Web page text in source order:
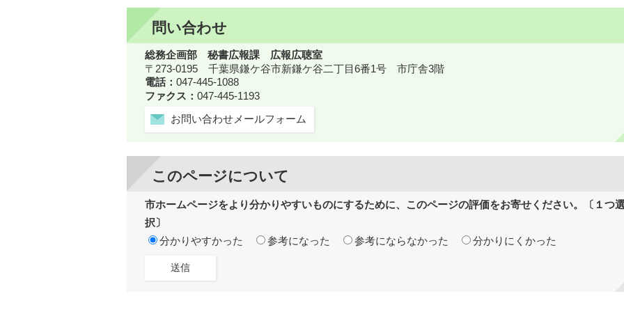
問い合わせ
総務企画部 秘書広報課 広報広聴室
〒273-0195 千葉県鎌ケ谷市新鎌ケ谷二丁目6番1号 市庁舎3階
電話： 047-445-1088
ファクス： 047-445-1193
お問い合わせメールフォーム
このページについて
市ホームページをより分かりやすいものにするために、このページの評価をお寄せください。〔１つ
択〕
分かりやすかった
参考になった 参考にならなかった 分かりにくかった